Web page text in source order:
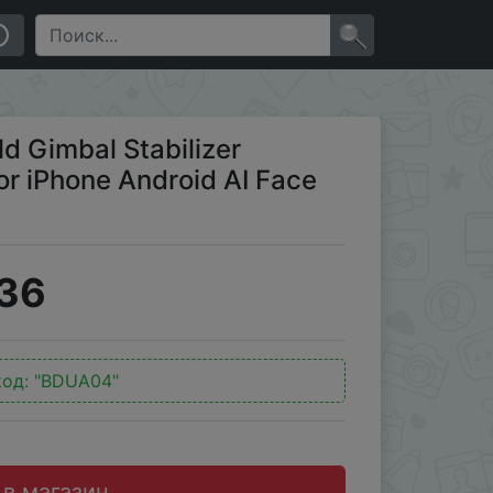
AI Face Tracking Tk Vlog
Gimbal Stabilizer
iPhone Android AI Face
"BDUA04"